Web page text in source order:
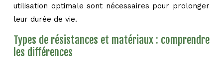
utilisation optimale sont nécessaires pour prolonger
leur durée de vie.
Types de résistances et matériaux : comprendre
les différences